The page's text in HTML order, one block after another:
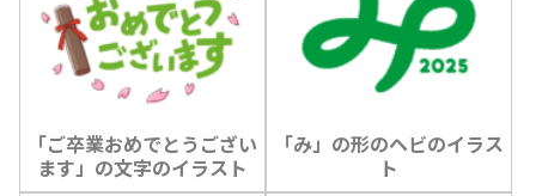
「ご卒業おめでとうござい
ます」の文字のイラスト
「み」の形のヘビのイラス
ト